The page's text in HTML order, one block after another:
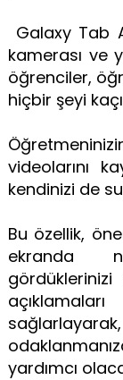
Galaxy Tab
kamerası ve
öğrenciler,
hiçbir şeyi
videolarını
kendinizi de
Bu özellik,
ekranda
gördüklerinizi
yardımcı